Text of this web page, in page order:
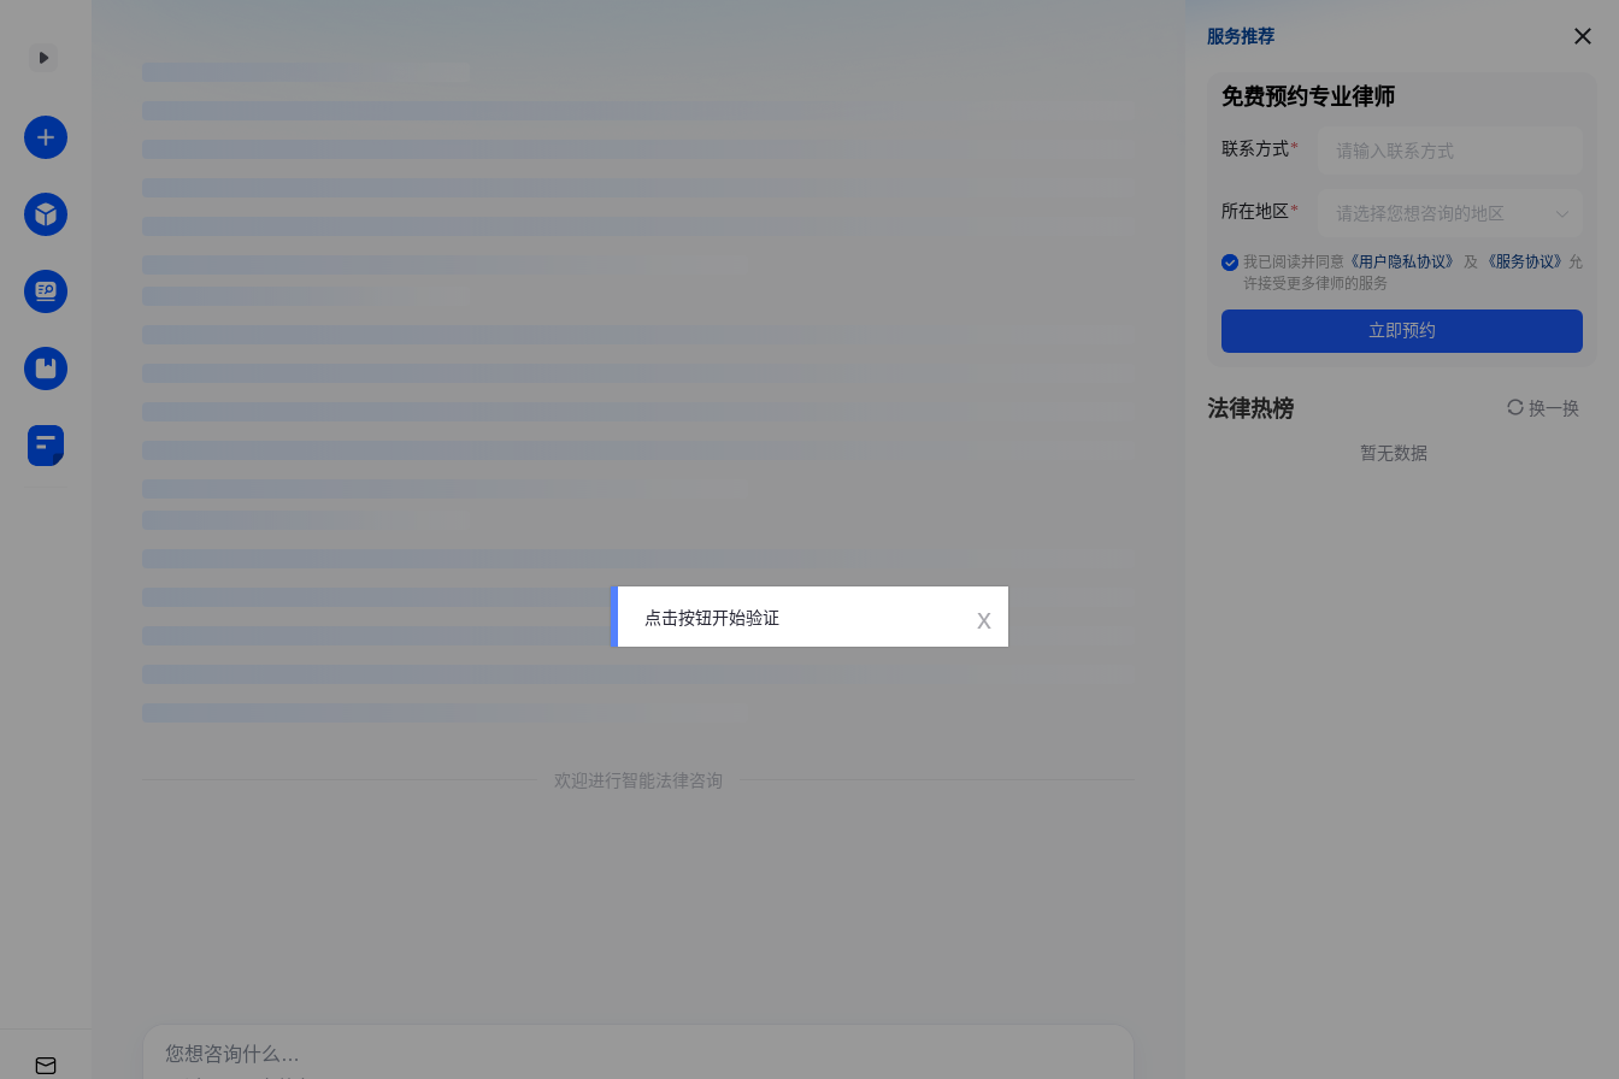
欢迎进行智能法律咨询
服务推荐
服务推荐
免费预约专业律师
联系方式
所在地区
我已阅读并同意 《用户隐私协议》 及 《服务协议》 允
许接受更多律师的服务
立即预约
法律热榜 换一换
暂无数据
点击按钮开始验证 x